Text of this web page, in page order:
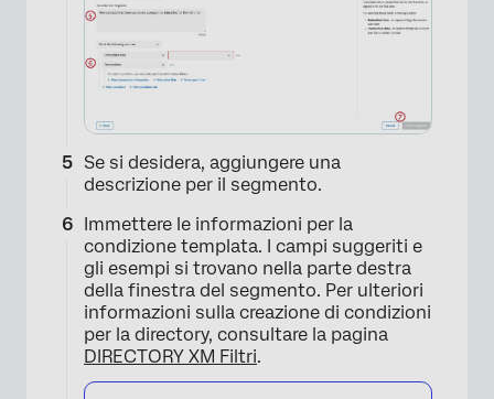
Se si desidera, aggiungere una
descrizione per il segmento.
Immettere le informazioni per la
condizione templata. I campi suggeriti e
gli esempi si trovano nella parte destra
della finestra del segmento. Per ulteriori
informazioni sulla creazione di condizioni
per la directory, consultare la pagina
DIRECTORY XM Filtri.